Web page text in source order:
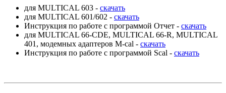
для MULTICAL 603 - скачать
для MULTICAL 601/602 - скачать
Инструкция по работе с программой Отчет - скачать
для MULTICAL 66-CDE, MULTICAL 66-R, MULTICAL
401, модемных адаптеров M-cal - скачать
Инструкция по работе с программой Scal - скачать